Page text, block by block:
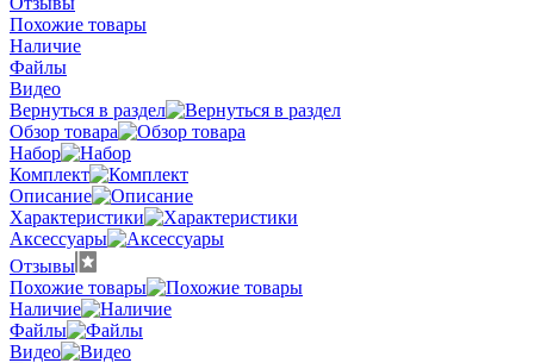
Похожие товары
Наличие
Файлы
Видео
Вернуться в раздел
Обзор товара
Набор
Комплект
Описание
Характеристики
Аксессуары
Отзывы
Похожие товары
Наличие
Файлы
Видео